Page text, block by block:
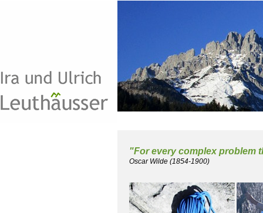
"For every complex problem
Oscar Wilde (1854-1900)